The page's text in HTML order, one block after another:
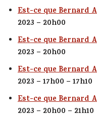
Est-ce que Bernard
2023 – 20h00
Est-ce que Bernard
2023 – 20h00
Est-ce que Bernard
2023 – 17h00 – 17h10
Est-ce que Bernard
2023 – 20h00 – 21h10